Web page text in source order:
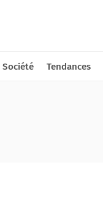
Société Tendances